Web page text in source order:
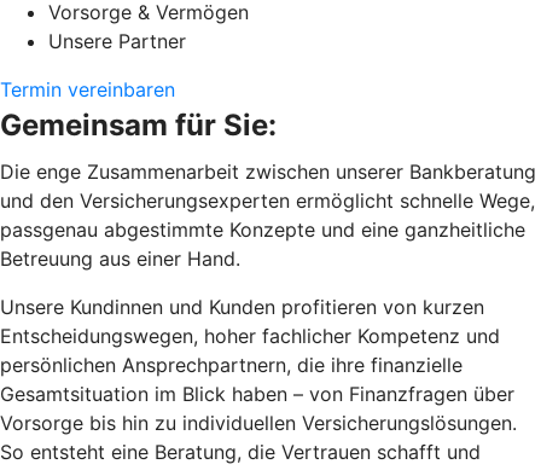
Vorsorge & Vermögen
Unsere Partner
Termin vereinbaren
Gemeinsam für Sie:
Die enge Zusammenarbeit zwischen unserer Bankberatung
und den Versicherungsexperten ermöglicht schnelle Wege,
passgenau abgestimmte Konzepte und eine ganzheitliche
Betreuung aus einer Hand.
Unsere Kundinnen und Kunden profitieren von kurzen
Entscheidungswegen, hoher fachlicher Kompetenz und
persönlichen Ansprechpartnern, die ihre finanzielle
Gesamtsituation im Blick haben – von Finanzfragen über
Vorsorge bis hin zu individuellen Versicherungslösungen.
So entsteht eine Beratung, die Vertrauen schafft und